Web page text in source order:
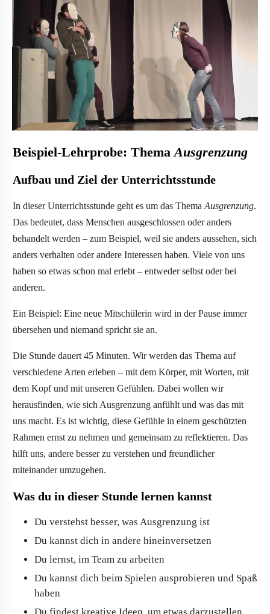
Beispiel-Lehrprobe: ThemaAusgrenzung
Aufbau und Ziel der Unterrichtsstunde
In dieser Unterrichtsstunde geht es um das ThemaAusgrenzung.
Das bedeutet, dass Menschen ausgeschlossen oder anders
behandelt werden – zum Beispiel, weil sie anders aussehen, sich
anders verhalten oder andere Interessen haben. Viele von uns
haben so etwas schon mal erlebt – entweder selbst oder bei
anderen.
Ein Beispiel: Eine neue Mitschülerin wird in der Pause immer
übersehen und niemand spricht sie an.
Die Stunde dauert 45 Minuten. Wir werden das Thema auf
verschiedene Arten erleben – mit dem Körper, mit Worten, mit
dem Kopf und mit unseren Gefühlen. Dabei wollen wir
herausfinden, wie sich Ausgrenzung anfühlt und was das mit
uns macht. Es ist wichtig, diese Gefühle in einem geschützten
Rahmen ernst zu nehmen und gemeinsam zu reflektieren. Das
hilft uns, andere besser zu verstehen und freundlicher
miteinander umzugehen.
Was du in dieser Stunde lernen kannst
Du verstehst besser, was Ausgrenzung ist
Du kannst dich in andere hineinversetzen
Du lernst, im Team zu arbeiten
Du kannst dich beim Spielen ausprobieren und Spaß
haben